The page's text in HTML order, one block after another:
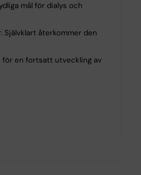
mål för dialys och
återkommer den
för en fortsatt utveckling av